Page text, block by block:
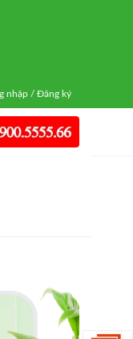
nhập / Đăng ký